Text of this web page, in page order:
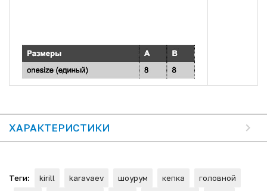
ХАРАКТЕРИСТИКИ
Теги: kirill karavaev шоурум кепка
головной